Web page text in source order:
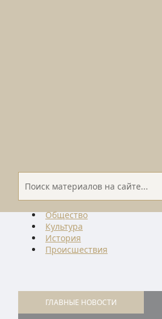
Общество
Культура
История
Проиcшествия
ГЛАВНЫЕ НОВОСТИ